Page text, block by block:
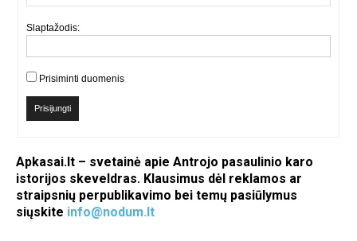
Slaptažodis:
Prisiminti duomenis
Prisijungti
Apkasai.lt – svetainė apie Antrojo pasaulinio karo
istorijos skeveldras. Klausimus dėl reklamos ar
straipsnių perpublikavimo bei temų pasiūlymus
siųskite info@nodum.lt